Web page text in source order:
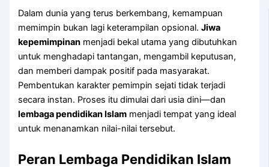
Dalam dunia yang terus berkembang, kemampuan
memimpin bukan lagi keterampilan opsional.Jiwa
kepemimpinan menjadi bekal utama yang dibutuhkan
untuk menghadapi tantangan, mengambil keputusan,
dan memberi dampak positif pada masyarakat.
Pembentukan karakter pemimpin sejati tidak terjadi
secara instan. Proses itu dimulai dari usia dini—dan
lembaga pendidikan Islam menjadi tempat yang ideal
untuk menanamkan nilai-nilai tersebut.
Peran Lembaga Pendidikan Islam